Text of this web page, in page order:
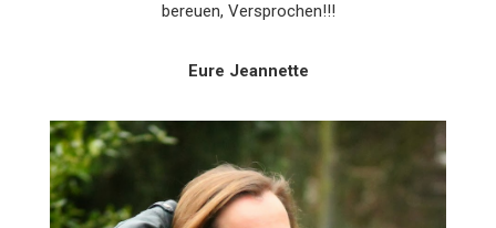
bereuen, Versprochen!!!
Eure Jeannette